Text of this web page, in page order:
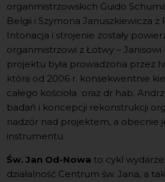
organmistrzowskich Guido
Belgii i Szymona Januszkiewicza z
Intonacja i strojenie zostały
organmistrzowi z Łotwy – Janisowi
projektu była prowadzona przez
która od 2006 r. konsekwentnie
całego kościoła oraz dr hab.
badań i koncepcji rekonstrukcji
nadzór nad projektem, a obecnie
instrumentu.
Św. Jan Od-Nowato cykl
działalność Centrum św. Jana, a